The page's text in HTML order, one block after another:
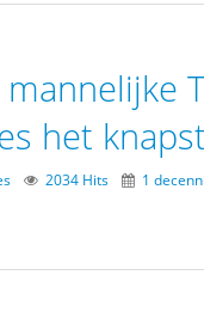
het
2034 Hits 1